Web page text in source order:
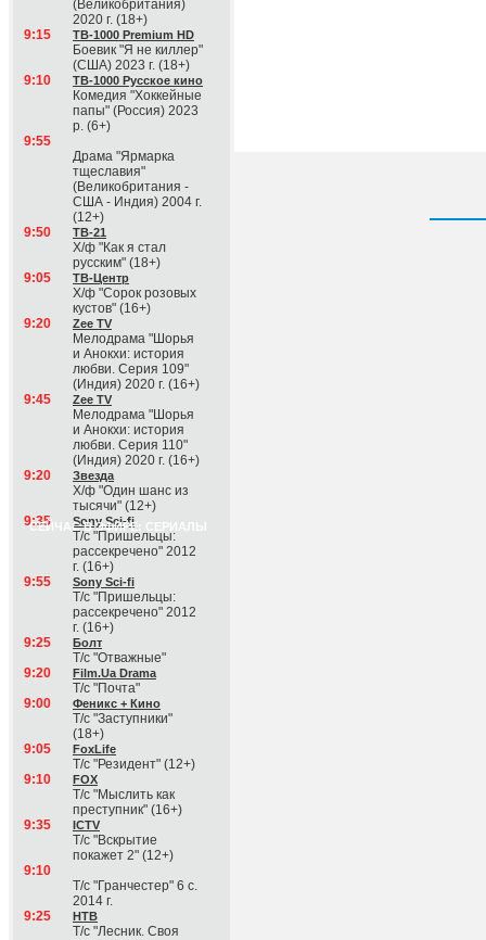
(Великобритания)
2020 г. (18+)
9:15
ТВ-1000 Premium HD
Боевик "Я не киллер"
(США) 2023 г. (18+)
9:10
ТВ-1000 Русское кино
Комедия "Хоккейные
папы" (Россия) 2023
р. (6+)
9:55
Драма "Ярмарка
тщеславия"
(Великобритания -
США - Индия) 2004 г.
(12+)
9:50
ТВ-21
Х/ф "Как я стал
русским" (18+)
9:05
ТВ-Центр
Х/ф "Сорок розовых
кустов" (16+)
9:20
Zee TV
Мелодрама "Шорья
и Анокхи: история
любви. Серия 109"
(Индия) 2020 г. (16+)
9:45
Zee TV
Мелодрама "Шорья
и Анокхи: история
любви. Серия 110"
(Индия) 2020 г. (16+)
9:20
Звезда
Х/ф "Один шанс из
тысячи" (12+)
СЕЙЧАС В ЭФИРЕ: СЕРИАЛЫ
9:35 Sony Sci-fi
Т/с "Пришельцы:
рассекречено" 2012
г. (16+)
9:55
Sony Sci-fi
Т/с "Пришельцы:
рассекречено" 2012
г. (16+)
9:25
Болт
Т/с "Отважные"
9:20
Film.Ua Drama
Т/с "Почта"
9:00
Феникс + Кино
Т/с "Заступники"
(18+)
9:05
FoxLife
Т/с "Резидент" (12+)
9:10
FOX
Т/с "Мыслить как
преступник" (16+)
9:35
ICTV
Т/с "Вскрытие
покажет 2" (12+)
9:10
Т/с "Гранчестер" 6 с.
2014 г.
9:25
НТВ
Т/с "Лесник. Своя